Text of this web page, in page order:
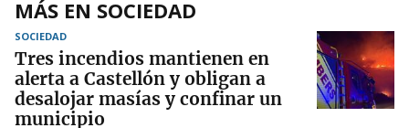
MÁS EN SOCIEDAD
SOCIEDAD
Tres incendios mantienen en
alerta a Castellón y obligan a
desalojar masías y confinar un
municipio